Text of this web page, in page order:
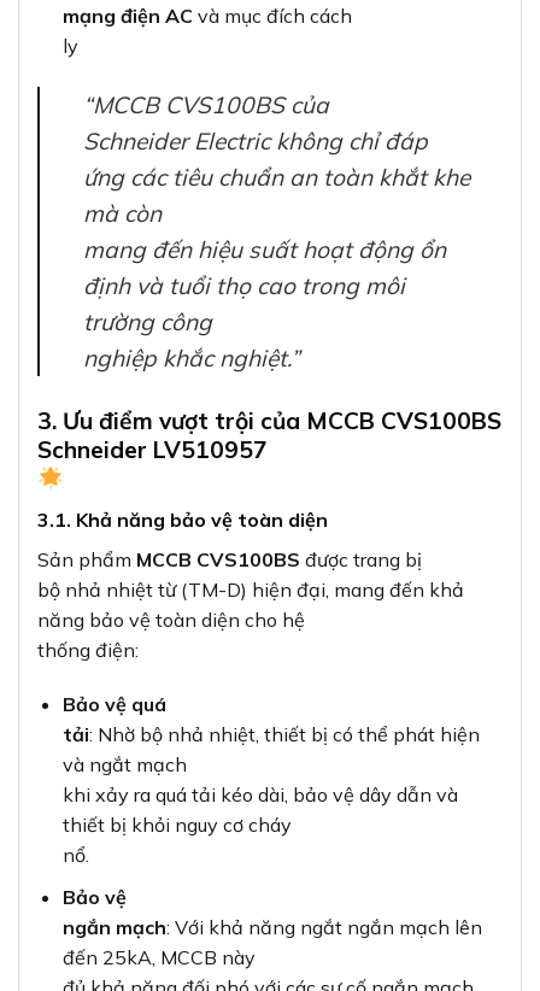
mạng điện AC và mục đích cách
ly
“MCCB CVS100BS của
Schneider Electric không chỉ đáp
ứng các tiêu chuẩn an toàn khắt khe
mà còn
mang đến hiệu suất hoạt động ổn
định và tuổi thọ cao trong môi
trường công
nghiệp khắc nghiệt.”
3. Ưu điểm vượt trội của MCCB CVS100BS
Schneider LV510957
3.1. Khả năng bảo vệ toàn diện
Sản phẩm MCCB CVS100BS được trang bị
bộ nhả nhiệt từ (TM-D) hiện đại, mang đến khả
năng bảo vệ toàn diện cho hệ
thống điện:
Bảo vệ quá
tải: Nhờ bộ nhả nhiệt, thiết bị có thể phát hiện
và ngắt mạch
khi xảy ra quá tải kéo dài, bảo vệ dây dẫn và
thiết bị khỏi nguy cơ cháy
nổ.
Bảo vệ
ngắn mạch: Với khả năng ngắt ngắn mạch lên
đến 25kA, MCCB này